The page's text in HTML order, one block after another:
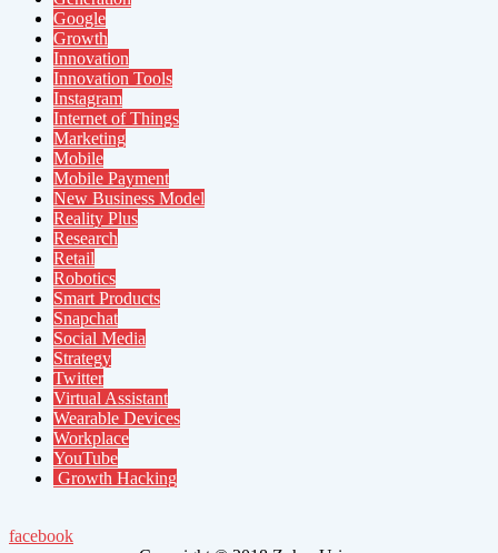
Google
Growth
Innovation
Innovation Tools
Instagram
Internet of Things
Marketing
Mobile
Mobile Payment
New Business Model
Reality Plus
Research
Retail
Robotics
Smart Products
Snapchat
Social Media
Strategy
Twitter
Virtual Assistant
Wearable Devices
Workplace
YouTube
Growth Hacking
facebook